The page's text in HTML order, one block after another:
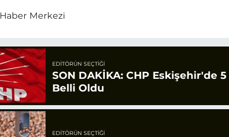
Haber Merkezi
EDITÖRÜN SEÇTIĞI
SON DAKİKA: CHP Eskişehir'de 5
Belli Oldu
EDITÖRÜN SEÇTIĞI